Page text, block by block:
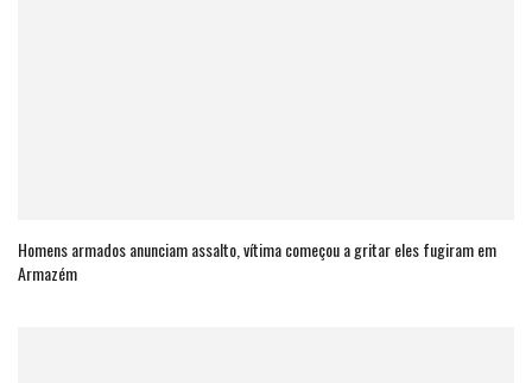
Homens armados anunciam assalto, vítima começou a gritar eles fugiram em
Armazém